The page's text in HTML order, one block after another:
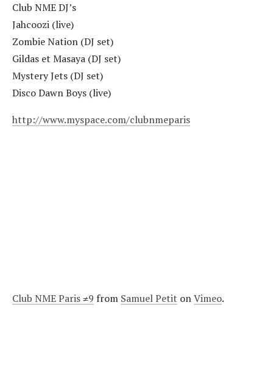
Club NME DJ’s
Jahcoozi (live)
Zombie Nation (DJ set)
Gildas et Masaya (DJ set)
Mystery Jets (DJ set)
Disco Dawn Boys (live)
http://www.myspace.com/clubnmeparis
Club NME Paris ≠9 from Samuel Petit onVimeo.